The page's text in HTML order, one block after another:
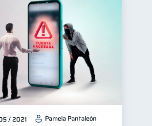
Vacaciones
Abandonada
Inactiva 1
mental
financiera
para jóvenes 30
de deudas 30
familiares 25
/ 2021 Pamela Pantaleón